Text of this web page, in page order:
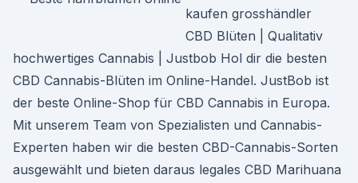
kaufen grosshändler
CBD Blüten | Qualitativ
hochwertiges Cannabis | Justbob Hol dir die besten
CBD Cannabis-Blüten im Online-Handel. JustBob ist
der beste Online-Shop für CBD Cannabis in Europa.
Mit unserem Team von Spezialisten und Cannabis-
Experten haben wir die besten CBD-Cannabis-Sorten
ausgewählt und bieten daraus legales CBD Marihuana